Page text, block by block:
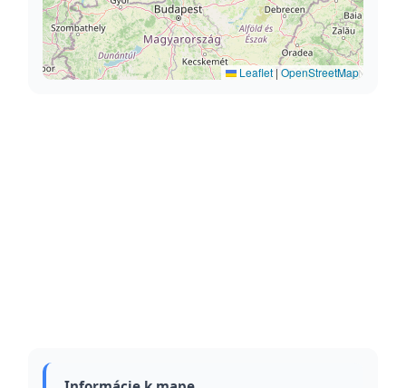
Leaflet | OpenStreetMap